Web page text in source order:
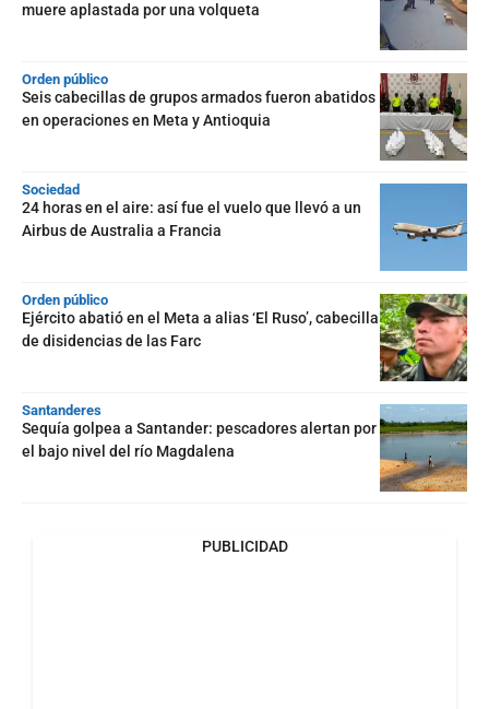
muere aplastada por una volqueta
Orden público
Seis cabecillas de grupos armados fueron abatidos
en operaciones en Meta y Antioquia
Sociedad
24 horas en el aire: así fue el vuelo que llevó a un
Airbus de Australia a Francia
Orden público
Ejército abatió en el Meta a alias ‘El Ruso’, cabecilla
de disidencias de las Farc
Santanderes
Sequía golpea a Santander: pescadores alertan por
el bajo nivel del río Magdalena
PUBLICIDAD